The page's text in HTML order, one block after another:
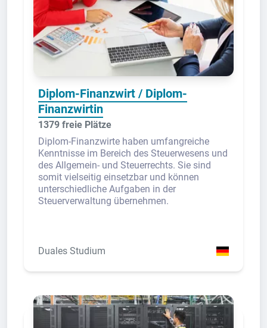
Diplom-Finanzwirt / Diplom-
Finanzwirtin
1379 freie Plätze
Diplom-Finanzwirte haben umfangreiche
Kenntnisse im Bereich des Steuerwesens und
des Allgemein- und Steuerrechts. Sie sind
somit vielseitig einsetzbar und können
unterschiedliche Aufgaben in der
Steuerverwaltung übernehmen.
Duales Studium